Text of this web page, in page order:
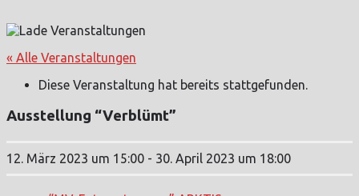
« Alle Veranstaltungen
Diese Veranstaltung hat bereits stattgefunden.
Ausstellung “Verblümt”
12. März 2023 um 15:00 - 30. April 2023 um 18:00